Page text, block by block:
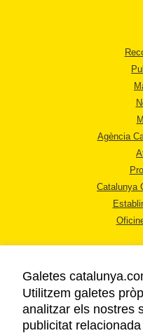
Agència
Catalunya
Galetes
Utilitzem galetes
analitzar els nostres
publicitat